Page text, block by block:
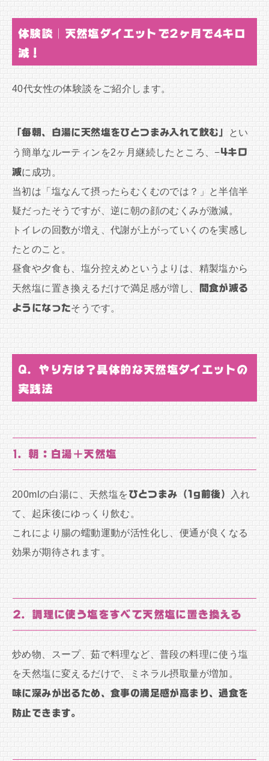
体験談｜天然塩ダイエットで2ヶ月で4キロ
減！
40代女性の体験談をご紹介します。
「毎朝、白湯に天然塩をひとつまみ入れて飲む」
とい
う簡単なルーティンを2ヶ月継続したところ、−4キロ
減に成功。
当初は「塩なんて摂ったらむくむのでは？」と半信半
疑だったそうですが、逆に朝の顔のむくみが激減。
トイレの回数が増え、代謝が上がっていくのを実感し
たとのこと。
昼食や夕食も、塩分控えめというよりは、精製塩から
天然塩に置き換えるだけで満足感が増し、
間食が減る
ようになったそうです。
Q. やり方は？具体的な天然塩ダイエットの
実践法
1. 朝：白湯＋天然塩
200mlの白湯に、天然塩をひとつまみ（1g前後）
入れ
て、起床後にゆっくり飲む。
これにより腸の蠕動運動が活性化し、便通が良くなる
効果が期待されます。
2. 調理に使う塩をすべて天然塩に置き換える
炒め物、スープ、茹で料理など、普段の料理に使う塩
を天然塩に変えるだけで、ミネラル摂取量が増加。
味に深みが出るため、食事の満足感が高まり、過食を
防止できます。